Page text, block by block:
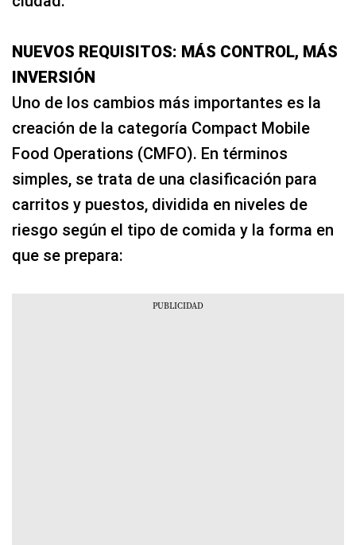
NUEVOS REQUISITOS: MÁS CONTROL, MÁS
INVERSIÓN
Uno de los cambios más importantes es la
creación de la categoría Compact Mobile
Food Operations (CMFO). En términos
simples, se trata de una clasificación para
carritos y puestos, dividida en niveles de
riesgo según el tipo de comida y la forma en
que se prepara: